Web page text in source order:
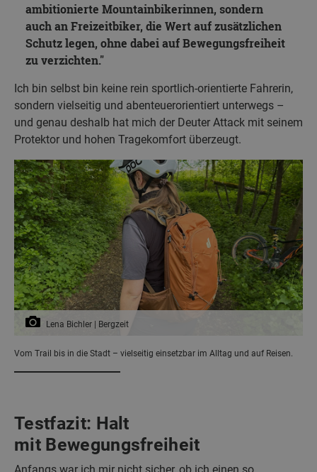
ambitionierte Mountainbikerinnen, sondern
auch an Freizeitbiker, die Wert auf zusätzlichen
Schutz legen, ohne dabei auf Bewegungsfreiheit
zu verzichten.
Ich bin selbst bin keine rein sportlich-orientierte Fahrerin,
sondern vielseitig und abenteuerorientiert unterwegs –
und genau deshalb hat mich der Deuter Attack mit seinem
Protektor und hohen Tragekomfort überzeugt.
Lena Bichler | Bergzeit
Vom Trail bis in die Stadt – vielseitig einsetzbar im Alltag und auf Reisen.
Testfazit: Halt
mit Bewegungsfreiheit
Anfangs war ich mir nicht sicher, ob ich einen so